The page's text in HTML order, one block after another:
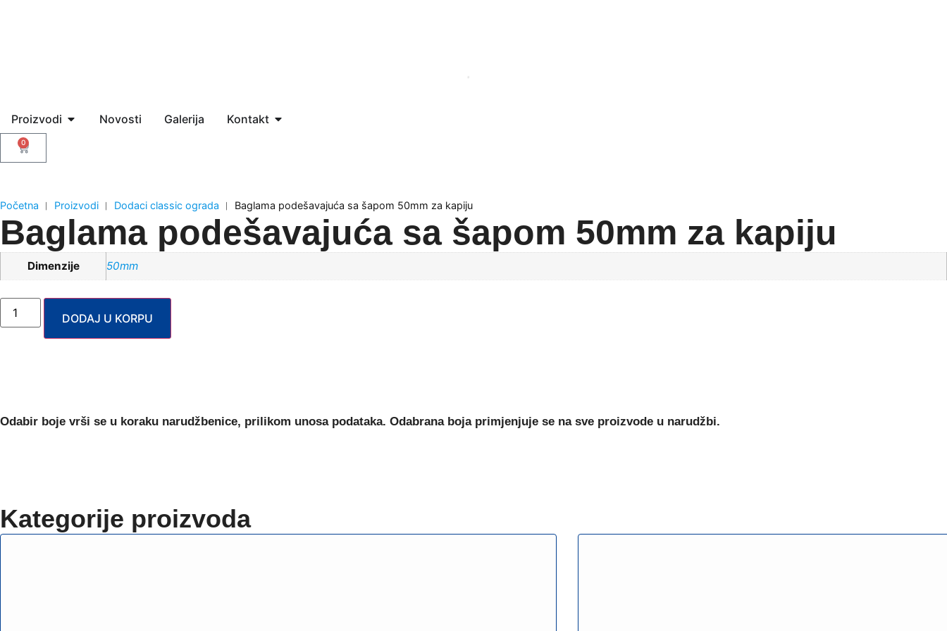
Proizvodi Novosti Galerija Kontakt
0
Početna ︱ Proizvodi ︱ Dodaci classic ograda ︱ Baglama podešavajuća sa šapom 50mm za kapiju
Baglama podešavajuća sa šapom 50mm za kapiju
Dimenzije 50mm
DODAJ U KORPU
Odabir boje vrši se u koraku narudžbenice, prilikom unosa podataka. Odabrana boja primjenjuje se na sve proizvode u narudžbi.
Kategorije proizvoda